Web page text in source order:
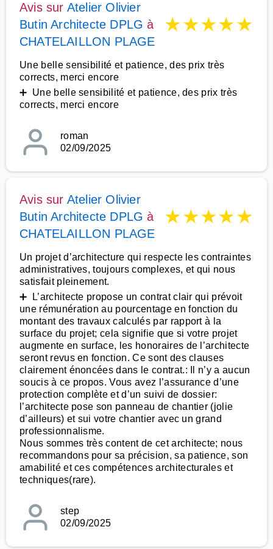
Avis sur Atelier Olivier
Butin Architecte DPLG à
CHATELAILLON PLAGE
★★★★★
Une belle sensibilité et patience, des prix très
corrects, merci encore
➕ Une belle sensibilité et patience, des prix très
corrects, merci encore
roman
02/09/2025
Avis sur Atelier Olivier
Butin Architecte DPLG à
CHATELAILLON PLAGE
★★★★★
Un projet d’architecture qui respecte les contraintes
administratives, toujours complexes, et qui nous
satisfait pleinement.
➕ L’architecte propose un contrat clair qui prévoit
une rémunération au pourcentage en fonction du
montant des travaux calculés par rapport à la
surface du projet; cela signifie que si votre projet
augmente en surface, les honoraires de l’architecte
seront revus en fonction. Ce sont des clauses
clairement énoncées dans le contrat.: Il n’y a aucun
soucis à ce propos. Vous avez l’assurance d’une
protection complète et d’un suivi de dossier:
l’architecte pose son panneau de chantier (jolie
d’ailleurs) et sui votre chantier avec un grand
professionnalisme.
Nous sommes très content de cet architecte; nous
recommandons pour sa précision, sa patience, son
amabilité et ces compétences architecturales et
techniques(rare).
step
02/09/2025